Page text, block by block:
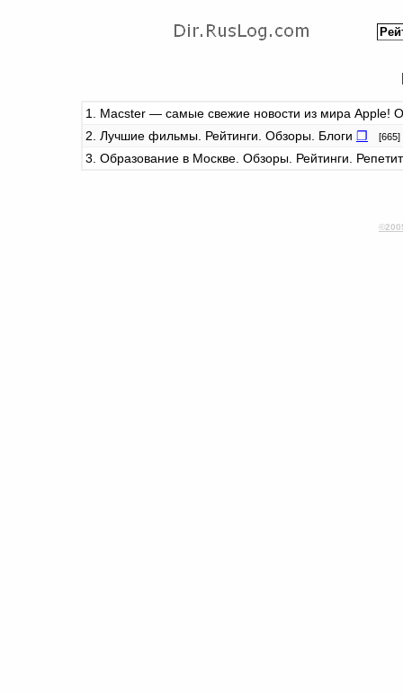
1. Macster — самые свежие новости из мира Apple!
2. Лучшие фильмы. Рейтинги. Обзоры. Блоги ❐ [665]
3. Образование в Москве. Обзоры. Рейтинги.